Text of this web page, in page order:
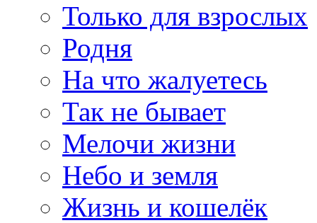
Только для взрослых
Родня
На что жалуетесь
Так не бывает
Мелочи жизни
Небо и земля
Жизнь и кошелёк